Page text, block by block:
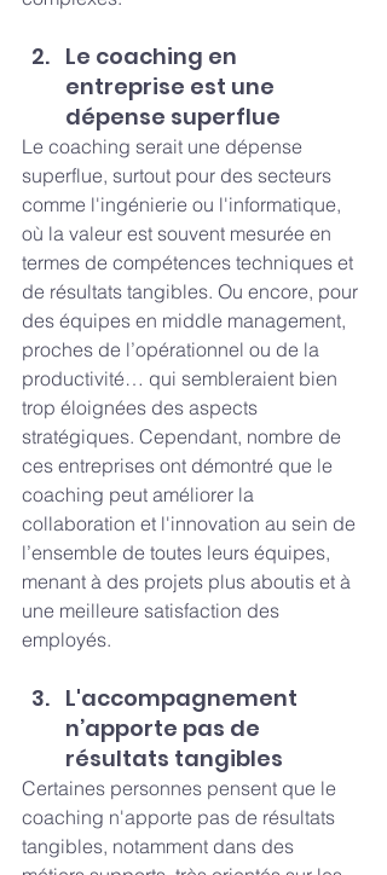
Le coaching en
entreprise est une
dépense superflue
Le coaching serait une dépense
superflue, surtout pour des secteurs
comme l'ingénierie ou l'informatique,
où la valeur est souvent mesurée en
termes de compétences techniques et
de résultats tangibles. Ou encore, pour
des équipes en middle management,
proches de l’opérationnel ou de la
productivité… qui sembleraient bien
trop éloignées des aspects
stratégiques. Cependant, nombre de
ces entreprises ont démontré que le
coaching peut améliorer la
collaboration et l'innovation au sein de
l’ensemble de toutes leurs équipes,
menant à des projets plus aboutis et à
une meilleure satisfaction des
employés.
L'accompagnement
n’apporte pas de
résultats tangibles
Certaines personnes pensent que le
coaching n'apporte pas de résultats
tangibles, notamment dans des